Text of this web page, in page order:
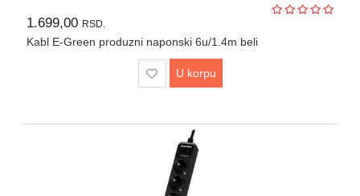
1.699,00 RSD.
Kabl E-Green produzni naponski 6u/1.4m beli
U korpu